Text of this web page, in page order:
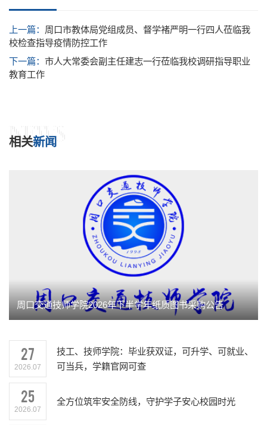
上一篇： 周口市教体局党组成员、督学褚严明一行四人莅临我
校检查指导疫情防控工作
下一篇： 市人大常委会副主任建志一行莅临我校调研指导职业
教育工作
NEWS
相关新闻
周口交通技师学院2026年下半学年纸质图书采购公告
27
2026.07
技工、技师学院：毕业获双证，可升学、可就业、
可当兵，学籍官网可查
25
2026.07
全方位筑牢安全防线，守护学子安心校园时光